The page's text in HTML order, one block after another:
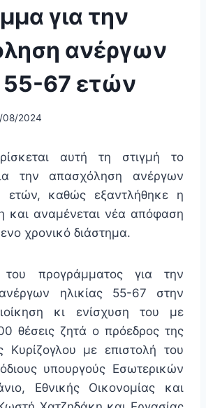
για την
ανέργων
55-67 ετών
08/2024
αυτή τη στιγμή το
την απασχόληση ανέργων
ετών, καθώς εξαντλήθηκε η
και αναμένεται νέα απόφαση
χρονικό διάστημα.
προγράμματος για την
ηλικίας 55-67 στην
κι ενίσχυση του με
θέσεις ζητά ο πρόεδρος της
με επιστολή του
υπουργούς Εσωτερικών
Εθνικής Οικονομίας και